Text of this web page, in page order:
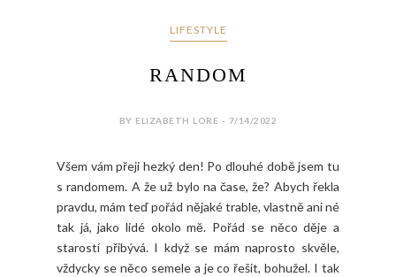
LIFESTYLE
RANDOM
BY ELIZABETH LORE - 7/14/2022
Všem vám přeji hezký den! Po dlouhé době jsem tu
s randomem. A že už bylo na čase, že? Abych řekla
pravdu, mám teď pořád nějaké trable, vlastně ani né
tak já, jako lidé okolo mě. Pořád se něco děje a
starostí přibývá. I když se mám naprosto skvěle,
vždycky se něco semele a je co řešit, bohužel. I tak